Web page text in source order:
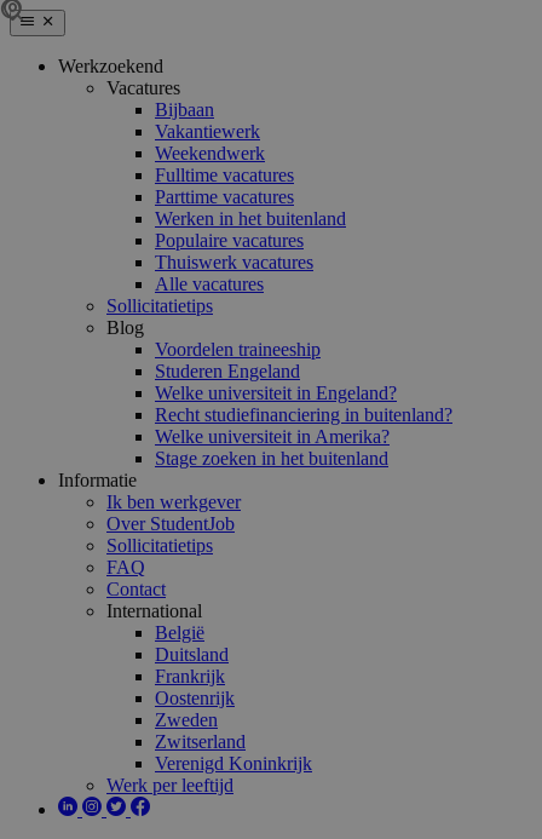
Werkzoekend
Vacatures
Bijbaan
Vakantiewerk
Weekendwerk
Fulltime vacatures
Parttime vacatures
Werken in het buitenland
Populaire vacatures
Thuiswerk vacatures
Alle vacatures
Sollicitatietips
Blog
Voordelen traineeship
Studeren Engeland
Welke universiteit in Engeland?
Recht studiefinanciering in buitenland?
Welke universiteit in Amerika?
Stage zoeken in het buitenland
Informatie
Ik ben werkgever
Over StudentJob
Sollicitatietips
FAQ
Contact
International
België
Duitsland
Frankrijk
Oostenrijk
Zweden
Zwitserland
Verenigd Koninkrijk
Werk per leeftijd